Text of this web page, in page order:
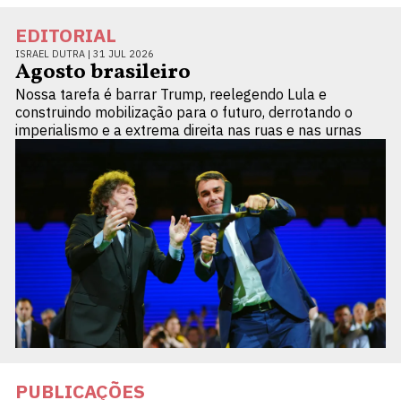
EDITORIAL
ISRAEL DUTRA | 31 JUL 2026
Agosto brasileiro
Nossa tarefa é barrar Trump, reelegendo Lula e
construindo mobilização para o futuro, derrotando o
imperialismo e a extrema direita nas ruas e nas urnas
PUBLICAÇÕES